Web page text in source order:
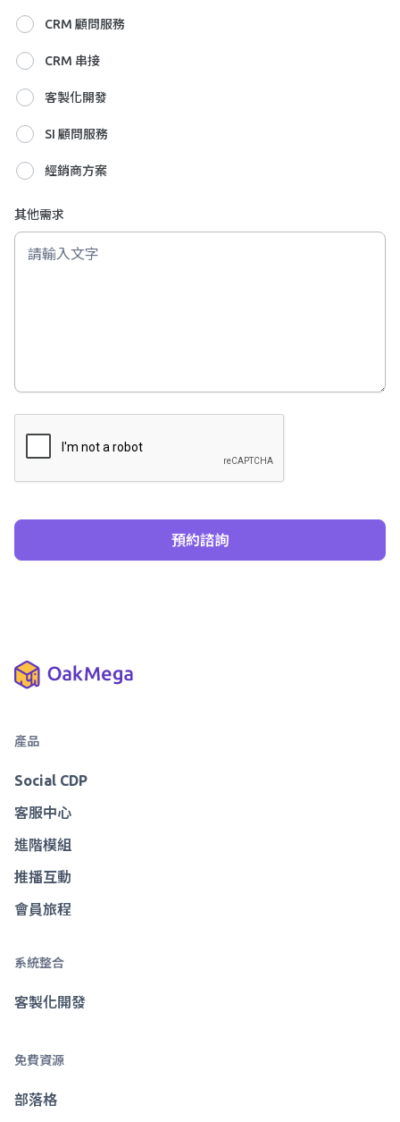
CRM 顧問服務
CRM 串接
客製化開發
SI 顧問服務
經銷商方案
其他需求
產品
Social CDP
客服中心
進階模組
推播互動
會員旅程
系統整合
客製化開發
免費資源
部落格